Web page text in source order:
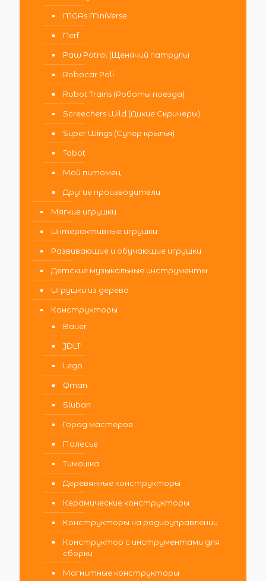
MGAs MiniVerse
Nerf
Paw Patrol (Щенячий патруль)
Robocar Poli
Robot Trains (Роботы поезда)
Screechers Wild (Дикие Скричеры)
Super Wings (Супер крылья)
Tobot
Мой питомец
Другие производители
Мягкие игрушки
Интерактивные игрушки
Развивающие и обучающие игрушки
Детские музыкальные инструменты
Игрушки из дерева
Конструкторы
Bauer
JDLT
Lego
Qman
Sluban
Город мастеров
Полесье
Тимошка
Деревянные конструкторы
Керамические конструкторы
Конструкторы на радиоуправлении
Конструктор с инструментами для
сборки
Магнитные конструкторы